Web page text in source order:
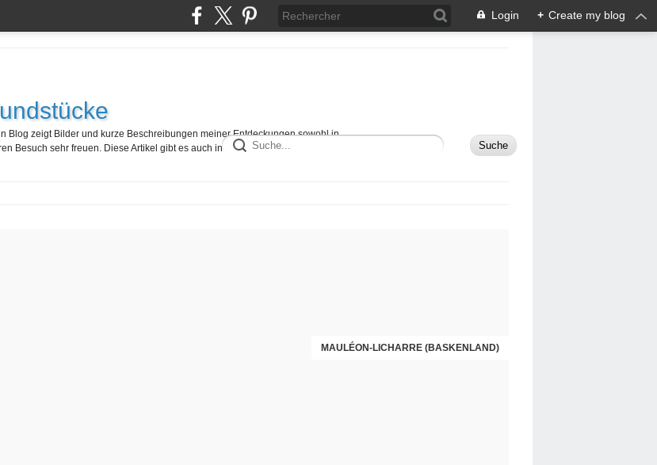
Login + Create my blog
Blog zeigt Bilder und kurze Beschreibungen meiner Entdeckungen sowohl in
Besuch sehr freuen. Diese Artikel gibt es auch in französisch hier :
MAULÉON-LICHARRE (BASKENLAND)